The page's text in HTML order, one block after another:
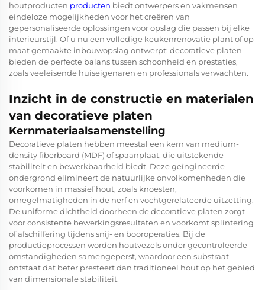
houtproducten producten biedt ontwerpers en vakmensen
eindeloze mogelijkheden voor het creëren van
gepersonaliseerde oplossingen voor opslag die passen bij elke
interieurstijl. Of u nu een volledige keukenrenovatie plant of op
maat gemaakte inbouwopslag ontwerpt: decoratieve platen
bieden de perfecte balans tussen schoonheid en prestaties,
zoals veeleisende huiseigenaren en professionals verwachten.
Inzicht in de constructie en materialen
van decoratieve platen
Kernmateriaalsamenstelling
Decoratieve platen hebben meestal een kern van medium-
density fiberboard (MDF) of spaanplaat, die uitstekende
stabiliteit en bewerkbaarheid biedt. Deze geïngineerde
ondergrond elimineert de natuurlijke onvolkomenheden die
voorkomen in massief hout, zoals knoesten,
onregelmatigheden in de nerf en vochtgerelateerde uitzetting.
De uniforme dichtheid doorheen de decoratieve platen zorgt
voor consistente bewerkingsresultaten en voorkomt splintering
of afschilfering tijdens snij- en booroperaties. Bij de
productieprocessen worden houtvezels onder gecontroleerde
omstandigheden samengeperst, waardoor een substraat
ontstaat dat beter presteert dan traditioneel hout op het gebied
van dimensionale stabiliteit.